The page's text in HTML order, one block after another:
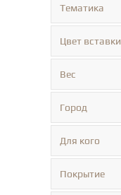
Тематика
Цвет вставки
Вес
Город
Для кого
Покрытие